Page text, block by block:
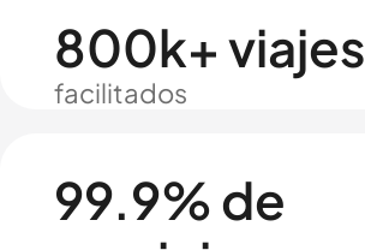
800k+ viajes
facilitados
99.9% de